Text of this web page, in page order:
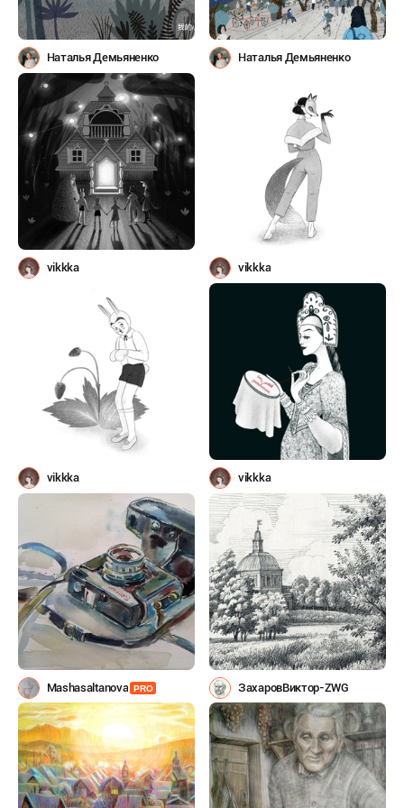
Наталья Демьяненко Наталья Демьяненко
vikkka vikkka
vikkka vikkka
Mashasaltanova PRO ЗахаровВиктор-ZWG